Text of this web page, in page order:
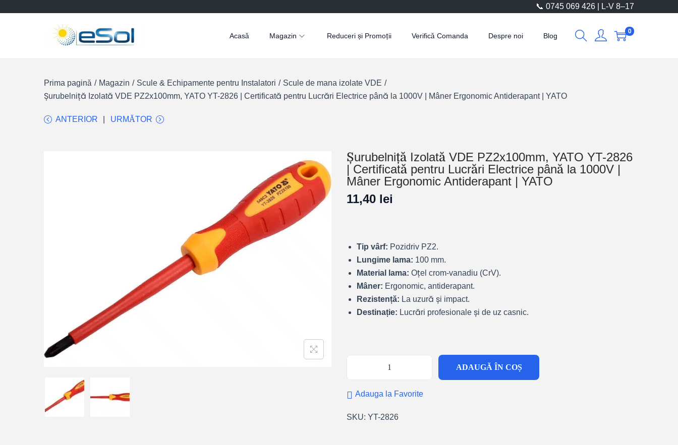
📞 0745 069 426 | L-V 8–17
Acasă Magazin Reduceri și Promoții Verifică Comanda Despre noi Blog
0
Prima pagină / Magazin / Scule & Echipamente pentru Instalatori / Scule de mana izolate VDE /
Șurubelniță Izolată VDE PZ2x100mm, YATO YT-2826 | Certificată pentru Lucrări Electrice până la 1000V | Mâner Ergonomic Antiderapant | YATO
ANTERIOR URMĂTOR
Șurubelniță Izolată VDE PZ2x100mm, YATO YT-2826
| Certificată pentru Lucrări Electrice până la 1000V |
Mâner Ergonomic Antiderapant | YATO
11,40 lei
Tip vârf: Pozidriv PZ2.
Lungime lama: 100 mm.
Material lama: Oțel crom-vanadiu (CrV).
Mâner: Ergonomic, antiderapant.
Rezistență: La uzură și impact.
Destinație: Lucrări profesionale și de uz casnic.
ADAUGĂ ÎN COȘ
Adauga la Favorite
SKU: YT-2826